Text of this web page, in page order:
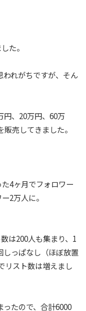
た。
れがちですが、そん
円、20万円、60万
売してきました。
4ヶ月でフォロワー
2万人に。
は200人も集まり、1
っぱなし（ほぼ放置
リスト数は増えまし
たので、合計6000